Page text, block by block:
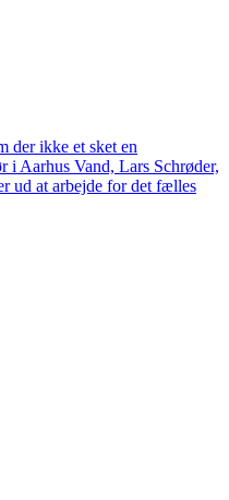
der ikke et sket en
i Aarhus Vand, Lars Schrøder,
ud at arbejde for det fælles